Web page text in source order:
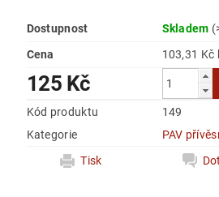
Dostupnost Skladem
Cena
125 Kč
Kód produktu
149
Kategorie
PAV
Tisk